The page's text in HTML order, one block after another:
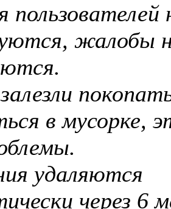
пользователей
жалобы
в мусорке,
удаляются
через 6